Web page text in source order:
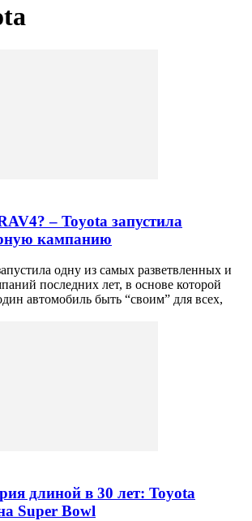
– Toyota запустила
кампанию
одну из самых разветвленных и
последних лет, в основе которой
автомобиль быть “своим” для всех,
длиной в 30 лет: Toyota
Super Bowl